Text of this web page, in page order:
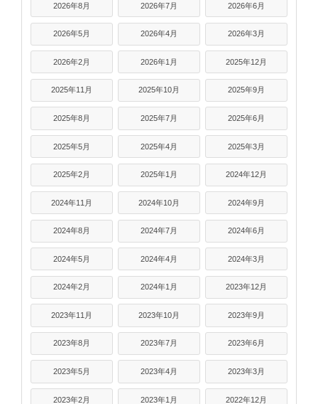
2026年8月 2026年7月 2026年6月
2026年5月 2026年4月 2026年3月
2026年2月 2026年1月 2025年12月
2025年11月 2025年10月 2025年9月
2025年8月 2025年7月 2025年6月
2025年5月 2025年4月 2025年3月
2025年2月 2025年1月 2024年12月
2024年11月 2024年10月 2024年9月
2024年8月 2024年7月 2024年6月
2024年5月 2024年4月 2024年3月
2024年2月 2024年1月 2023年12月
2023年11月 2023年10月 2023年9月
2023年8月 2023年7月 2023年6月
2023年5月 2023年4月 2023年3月
2023年2月 2023年1月 2022年12月